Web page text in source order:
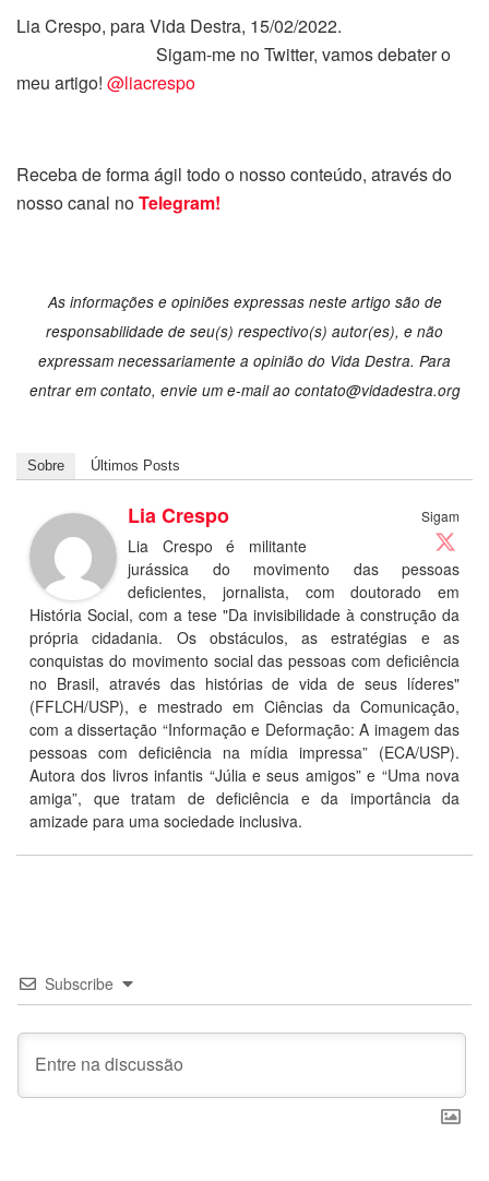
Lia Crespo, para Vida Destra, 15/02/2022.
Sigam-me no Twitter, vamos debater o
meu artigo! @liacrespo
Receba de forma ágil todo o nosso conteúdo, através do
nosso canal noTelegram!
As informações e opiniões expressas neste artigo são de
responsabilidade de seu(s) respectivo(s) autor(es), e não
expressam necessariamente a opinião do Vida Destra. Para
entrar em contato, envie um e-mail ao contato@vidadestra.org
Sobre Últimos Posts
Sigam
Lia Crespo
Lia Crespo é militante
jurássica do movimento das pessoas
deficientes, jornalista, com doutorado em
História Social, com a tese "Da invisibilidade à construção da
própria cidadania. Os obstáculos, as estratégias e as
conquistas do movimento social das pessoas com deficiência
no Brasil, através das histórias de vida de seus líderes"
(FFLCH/USP), e mestrado em Ciências da Comunicação,
com a dissertação “Informação e Deformação: A imagem das
pessoas com deficiência na mídia impressa” (ECA/USP).
Autora dos livros infantis “Júlia e seus amigos” e “Uma nova
amiga”, que tratam de deficiência e da importância da
amizade para uma sociedade inclusiva.
Subscribe